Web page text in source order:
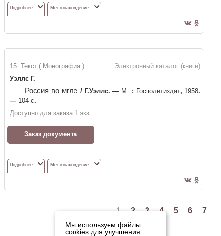
Подробнее Местонахождение
Электронный каталог (книги)
15. Текст ( Монография ).
Уэллс Г.
Россия во мгле / Г.Уэллс. — М. : Госполитиздат, 1958.
—104 с.
Доступно для заказа:1 экз.
Заказ документа
Подробнее Местонахождение
1 2 3 4 5 6 7
Мы используем файлы
cookies для улучшения